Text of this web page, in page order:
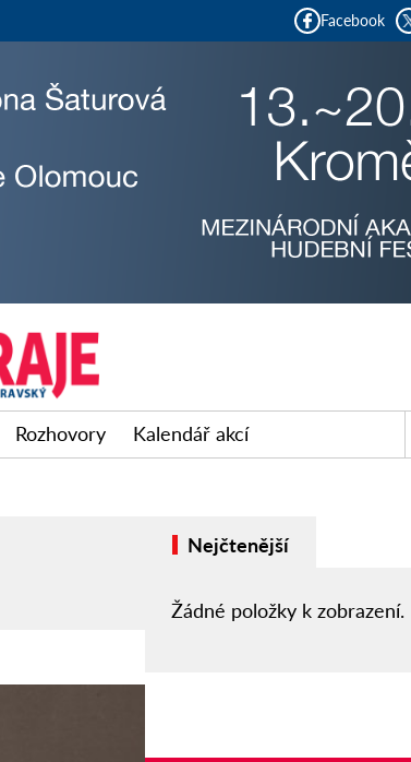
Facebook
Rozhovory Kalendář akcí
Nejčtenější
Žádné položky k zobrazení.